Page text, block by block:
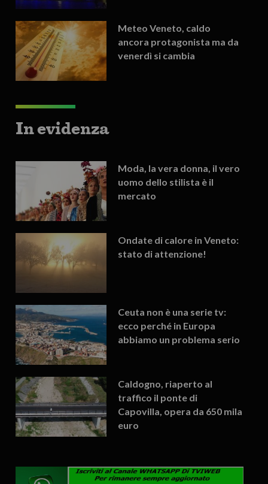
Meteo Veneto, caldo
ancora protagonista ma da
venerdì si cambia
In evidenza
Moda, la vera donna, il vero
uomo dello stilista è il
mercato
Ondate di calore in Veneto:
stato di attenzione!
Ceuta non è una serie tv:
ecco perché in Europa
abbiamo un problema serio
Caldogno, riaperto al
traffico il ponte di
Capovilla, opera da 650 mila
euro